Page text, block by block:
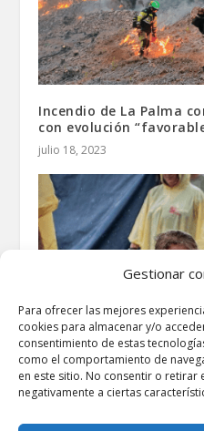
Gestionar
Para ofrecer las mejores
cookies para almacenar y/o
consentimiento de estas
como el comportamiento de
en este sitio. No consentir o
negativamente a ciertas
Incendio de La Palma
con evolución
julio 18, 2023
En España más de 2,7